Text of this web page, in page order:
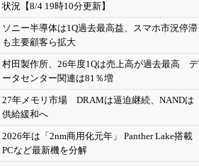
状況【8/4 19時10分更新】
ソニー半導体は1Q過去最高益、スマホ市況停滞
も主要顧客ら拡大
村田製作所、26年度1Qは売上高が過去最高 デ
ータセンター関連は81％増
27年メモリ市場 DRAMは逼迫継続、NANDは
供給緩和へ
2026年は「2nm商用化元年」 Panther Lake搭載
PCなど最新機を分解